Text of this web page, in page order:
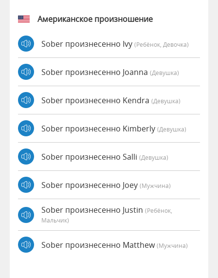
Американское произношение
Sober произнесенно Ivy (Ребёнок, Девочка)
Sober произнесенно Joanna (девушка)
Sober произнесенно Kendra (девушка)
Sober произнесенно Kimberly (девушка)
Sober произнесенно Salli (девушка)
Sober произнесенно Joey (мужчина)
Sober произнесенно Justin (Ребёнок,
Мальчик)
Sober произнесенно Matthew(мужчина)